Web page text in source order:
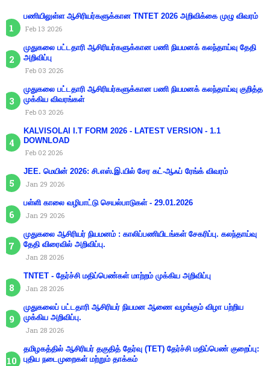
பணியிலுள்ள ஆசிரியர்களுக்கான TNTET 2026 அறிவிக்கை முழு விவரம்
Feb 13 2026
முதுகலை பட்டதாரி ஆசிரியர்களுக்கான பணி நியமனக் கலந்தாய்வு தேதி
அறிவிப்பு
Feb 03 2026
முதுகலை பட்டதாரி ஆசிரியர்களுக்கான பணி நியமனக் கலந்தாய்வு குறித்த
முக்கிய விவரங்கள்
Feb 03 2026
KALVISOLAI I.T FORM 2026 - LATEST VERSION - 1.1
DOWNLOAD
Feb 02 2026
JEE. மெயின் 2026: சி.எஸ்.இ.யில் சேர கட்-ஆஃப் ரேங்க் விவரம்
Jan 29 2026
பள்ளி காலை வழிபாட்டு செயல்பாடுகள் - 29.01.2026
Jan 29 2026
முதுகலை ஆசிரியர் நியமனம் : காலிப்பணியிடங்கள் சேகரிப்பு. கலந்தாய்வு
தேதி விரைவில் அறிவிப்பு.
Jan 28 2026
TNTET - தேர்ச்சி மதிப்பெண்கள் மாற்றம் முக்கிய அறிவிப்பு
Jan 28 2026
முதுகலைப் பட்டதாரி ஆசிரியர் நியமன ஆணை வழங்கும் விழா பற்றிய
முக்கிய அறிவிப்பு.
Jan 28 2026
தமிழகத்தில் ஆசிரியர் தகுதித் தேர்வு (TET) தேர்ச்சி மதிப்பெண் குறைப்பு:
புதிய நடைமுறைகள் மற்றும் தாக்கம்